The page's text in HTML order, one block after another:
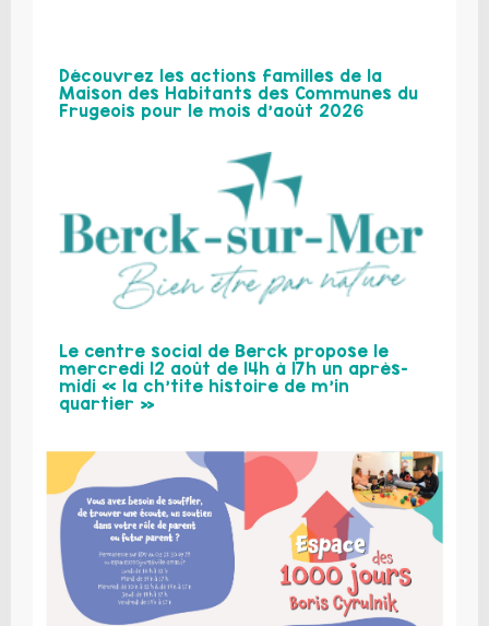
Découvrez les actions familles de la
Maison des Habitants des Communes du
Frugeois pour le mois d’août 2026
Le centre social de Berck propose le
mercredi 12 août de 14h à 17h un après-
midi « la ch’tite histoire de m’in
quartier »